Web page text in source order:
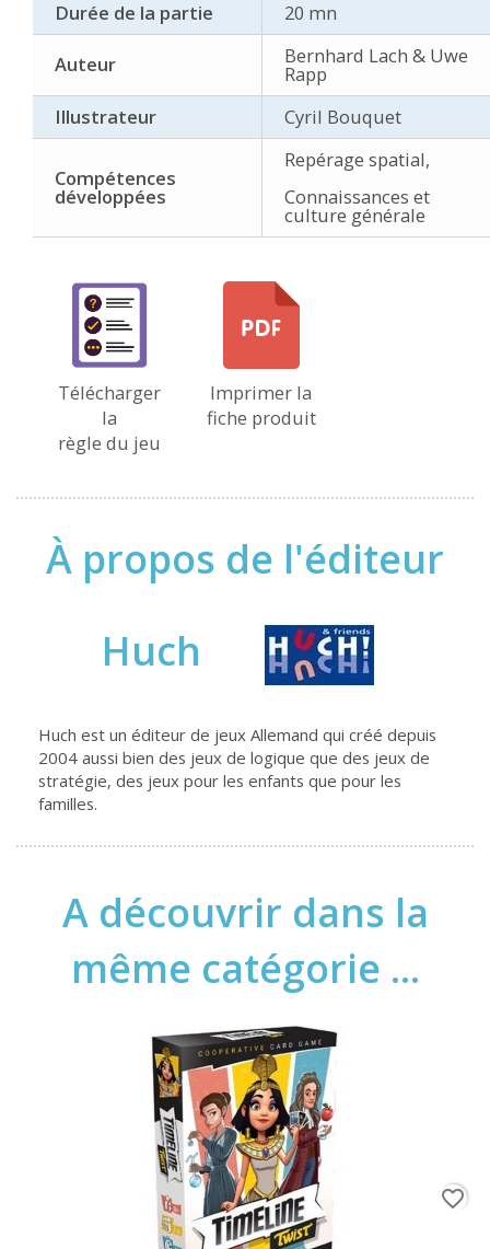
Durée de la partie 20 mn
Auteur Bernhard Lach & Uwe
Rapp
Illustrateur
Cyril Bouquet
Compétences
développées
Repérage spatial,
Connaissances et
culture générale
Télécharger
la
règle du jeu
Imprimer la
fiche produit
À propos de l'éditeur
Huch
Huch est un éditeur de jeux Allemand qui créé depuis
2004 aussi bien des jeux de logique que des jeux de
stratégie, des jeux pour les enfants que pour les
familles.
A découvrir dans la
même catégorie ...
favorite_border